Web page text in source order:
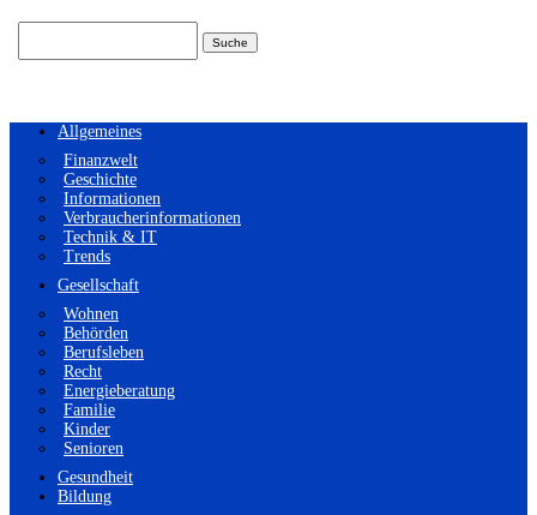
Allgemeines
Finanzwelt
Geschichte
Informationen
Verbraucherinformationen
Technik & IT
Trends
Gesellschaft
Wohnen
Behörden
Berufsleben
Recht
Energieberatung
Familie
Kinder
Senioren
Gesundheit
Bildung